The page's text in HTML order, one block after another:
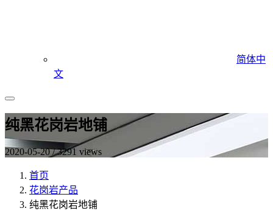
简体中
文
纯黑花岗岩地铺
2020-05-20 / 3291 views
首页
花岗岩产品
纯黑花岗岩地铺